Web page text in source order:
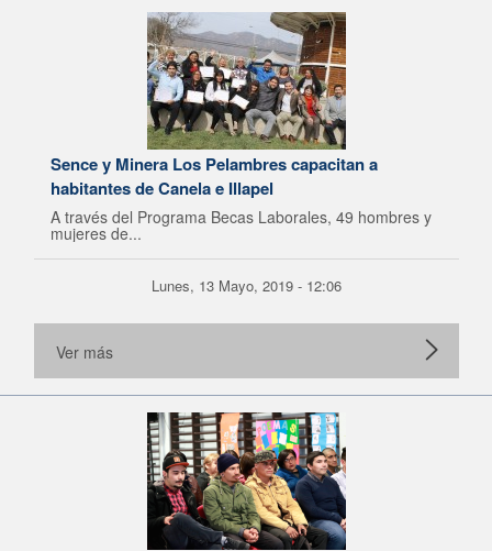
Sence y Minera Los Pelambres capacitan a
habitantes de Canela e Illapel
A través del Programa Becas Laborales, 49 hombres y
mujeres de...
Lunes, 13 Mayo, 2019 - 12:06
Ver más